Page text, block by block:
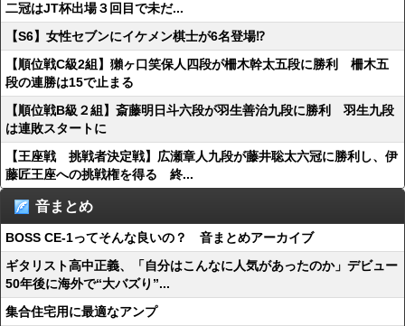
二冠はJT杯出場３回目で未だ...
【S6】女性セブンにイケメン棋士が6名登場⁉
【順位戦C級2組】獺ヶ口笑保人四段が柵木幹太五段に勝利 柵木五
段の連勝は15で止まる
【順位戦B級２組】斎藤明日斗六段が羽生善治九段に勝利 羽生九段
は連敗スタートに
【王座戦 挑戦者決定戦】広瀬章人九段が藤井聡太六冠に勝利し、伊
藤匠王座への挑戦権を得る 終...
音まとめ
BOSS CE-1ってそんな良いの？ 音まとめアーカイブ
ギタリスト高中正義、「自分はこんなに人気があったのか」デビュー
50年後に海外で“大バズり”...
集合住宅用に最適なアンプ